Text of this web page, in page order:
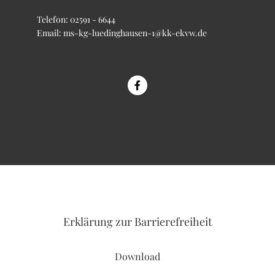
Telefon: 02591 - 6644
Email: ms-kg-luedinghausen-1@kk-ekvw.de
Erklärung zur Barrierefreiheit
Download